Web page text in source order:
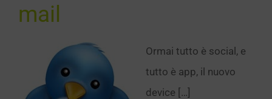
mail
Ormai tutto è social, e
tutto è app, il nuovo
device […]